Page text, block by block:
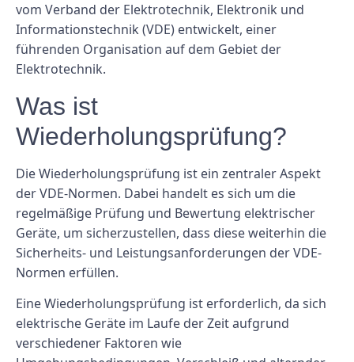
vom Verband der Elektrotechnik, Elektronik und
Informationstechnik (VDE) entwickelt, einer
führenden Organisation auf dem Gebiet der
Elektrotechnik.
Was ist
Wiederholungsprüfung?
Die Wiederholungsprüfung ist ein zentraler Aspekt
der VDE-Normen. Dabei handelt es sich um die
regelmäßige Prüfung und Bewertung elektrischer
Geräte, um sicherzustellen, dass diese weiterhin die
Sicherheits- und Leistungsanforderungen der VDE-
Normen erfüllen.
Eine Wiederholungsprüfung ist erforderlich, da sich
elektrische Geräte im Laufe der Zeit aufgrund
verschiedener Faktoren wie